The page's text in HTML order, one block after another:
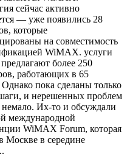
сейчас активно
— уже появились 28
которые
на совместимость
WiMAX. услуги
более 250
работающих в 65
Однако пока сделаны только
и нерешенных проблем
немало. Их-то и обсуждали
международной
WiMAX Forum, которая
Москве в середине